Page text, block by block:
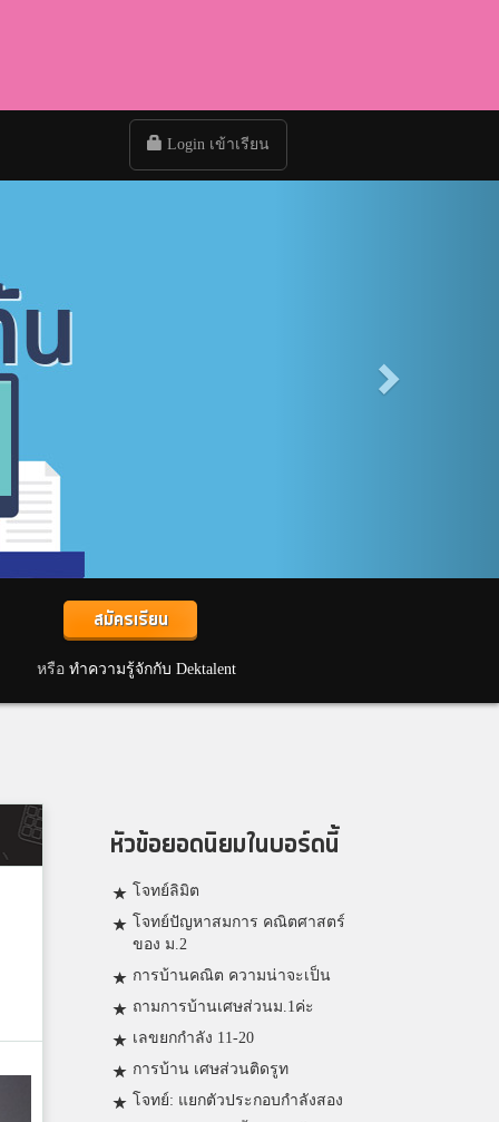
Login เข้าเรียน
สมัครเรียน
หรือ ทำความรู้จักกับ Dektalent
หัวข้อยอดนิยมในบอร์ดนี้
โจทย์ลิมิต
โจทย์ปัญหาสมการ คณิตศาสตร์
ของ ม.2
การบ้านคณิต ความน่าจะเป็น
ถามการบ้านเศษส่วนม.1ค่ะ
เลขยกกำลัง 11-20
การบ้าน เศษส่วนติดรูท
โจทย์: แยกตัวประกอบกำลังสอง